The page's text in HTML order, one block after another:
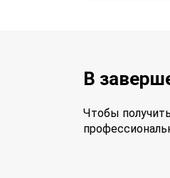
В
Чтобы